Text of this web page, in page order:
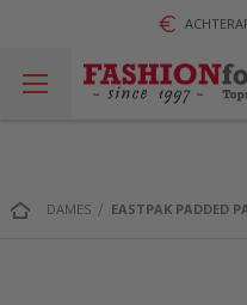
DAMES EASTPAK PADDED